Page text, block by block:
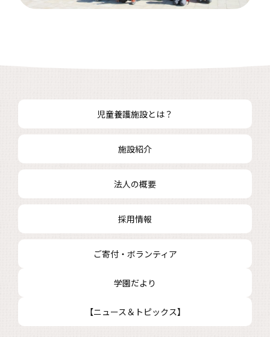
児童養護施設とは？
施設紹介
法人の概要
採用情報
ご寄付・ボランティア
学園だより
【ニュース＆トピックス】